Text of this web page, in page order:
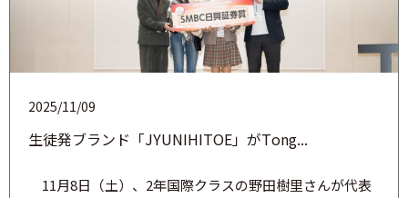
生徒発ブランド「JYUNIHITOE」がTong...
2025/11/09
11月8日（土）、2年国際クラスの野田樹里さんが代表